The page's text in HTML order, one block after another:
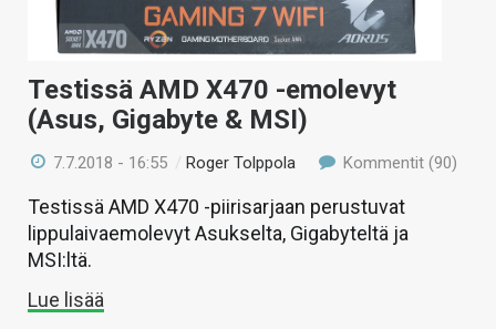
Testissä AMD X470 -emolevyt
(Asus, Gigabyte & MSI)
7.7.2018 - 16:55 /Roger Tolppola Kommentit (90)
Testissä AMD X470 -piirisarjaan perustuvat
lippulaivaemolevyt Asukselta, Gigabyteltä ja
MSI:ltä.
Lue lisää